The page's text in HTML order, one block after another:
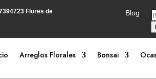
Flores de
Blog
Arreglos Florales Bonsai